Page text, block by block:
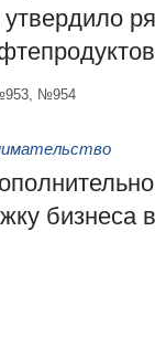
№954
бизнеса